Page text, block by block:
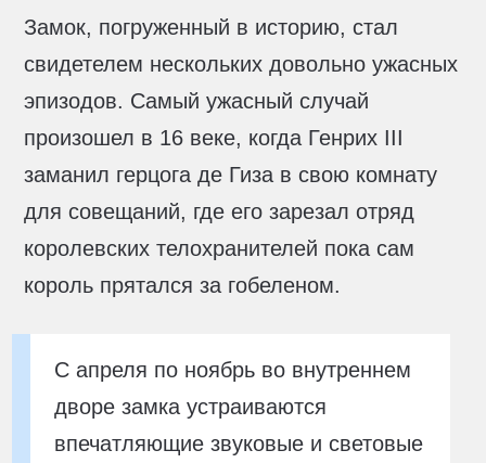
Замок, погруженный в историю, стал
свидетелем нескольких довольно ужасных
эпизодов. Самый ужасный случай
произошел в 16 веке, когда Генрих III
заманил герцога де Гиза в свою комнату
для совещаний, где его зарезал отряд
королевских телохранителей пока сам
король прятался за гобеленом.
С апреля по ноябрь во внутреннем
дворе замка устраиваются
впечатляющие звуковые и световые